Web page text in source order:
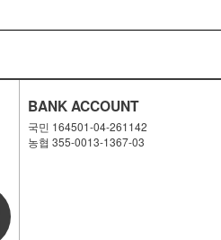
BANK ACCOUNT
국민 164501-04-261142
농협 355-0013-1367-03